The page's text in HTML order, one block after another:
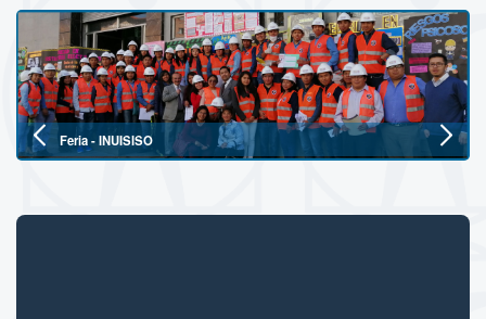
Feria - INUISISO